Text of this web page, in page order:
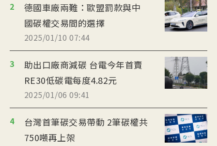
2
德國車廠兩難：歐盟罰款與中
國碳權交易間的選擇
2025/01/10 07:44
3
助出口廠商減碳 台電今年首賣
RE30低碳電每度4.82元
2025/01/06 09:41
4
台灣首筆碳交易帶動 2筆碳權共
750噸再上架